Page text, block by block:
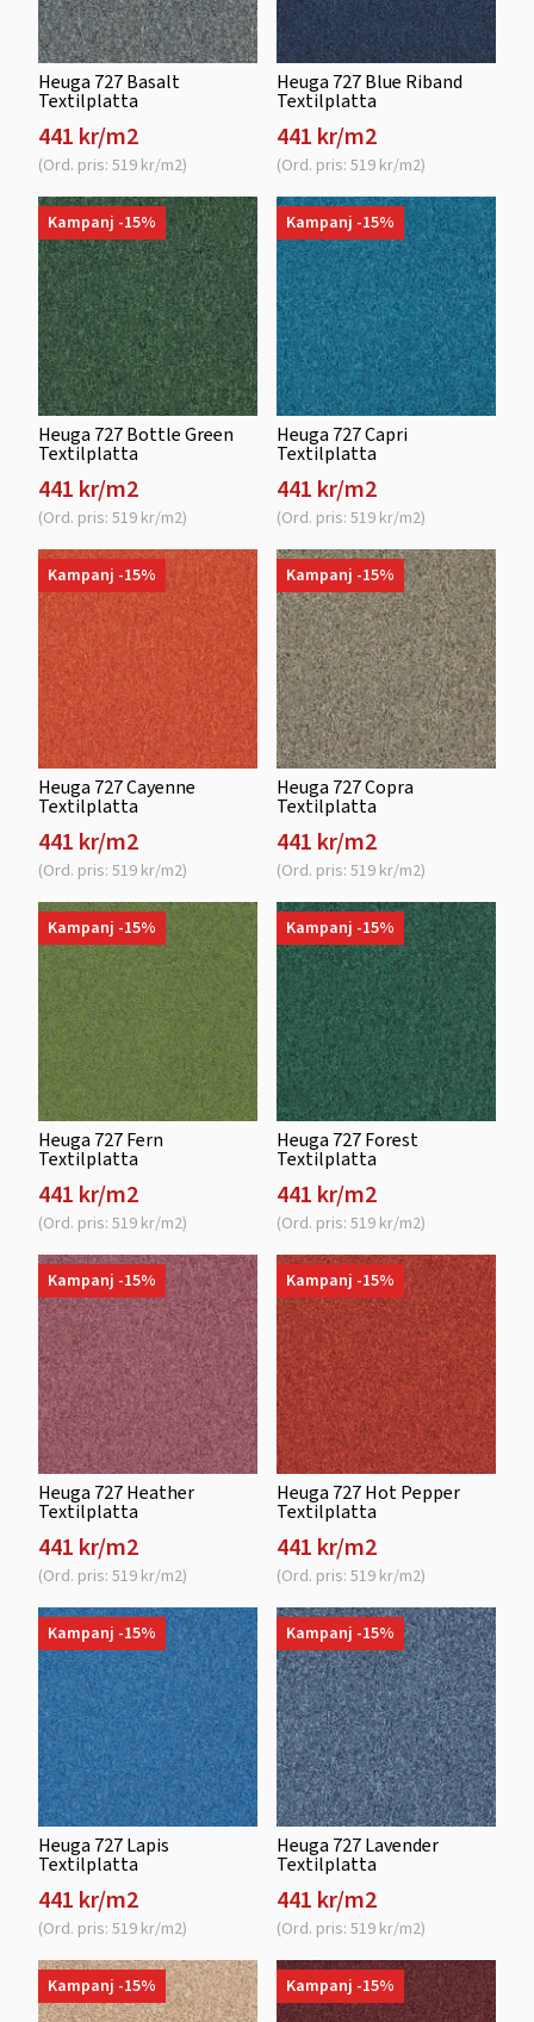
Heuga 727 Basalt
Textilplatta
441 kr/m2
(Ord. pris: 519 kr/m2)
Heuga 727 Blue Riband
Textilplatta
441 kr/m2
(Ord. pris: 519 kr/m2)
Kampanj -15%
Heuga 727 Bottle Green
Textilplatta
441 kr/m2
(Ord. pris: 519 kr/m2)
Kampanj -15%
Heuga 727 Capri
Textilplatta
441 kr/m2
(Ord. pris: 519 kr/m2)
Kampanj -15%
Heuga 727 Cayenne
Textilplatta
441 kr/m2
(Ord. pris: 519 kr/m2)
Kampanj -15%
Heuga 727 Copra
Textilplatta
441 kr/m2
(Ord. pris: 519 kr/m2)
Kampanj -15%
Heuga 727 Fern
Textilplatta
441 kr/m2
(Ord. pris: 519 kr/m2)
Kampanj -15%
Heuga 727 Forest
Textilplatta
441 kr/m2
(Ord. pris: 519 kr/m2)
Kampanj -15%
Heuga 727 Heather
Textilplatta
441 kr/m2
(Ord. pris: 519 kr/m2)
Kampanj -15%
Heuga 727 Hot Pepper
Textilplatta
441 kr/m2
(Ord. pris: 519 kr/m2)
Kampanj -15%
Heuga 727 Lapis
Textilplatta
441 kr/m2
(Ord. pris: 519 kr/m2)
Kampanj -15%
Heuga 727 Lavender
Textilplatta
441 kr/m2
(Ord. pris: 519 kr/m2)
Kampanj -15% Kampanj -15%